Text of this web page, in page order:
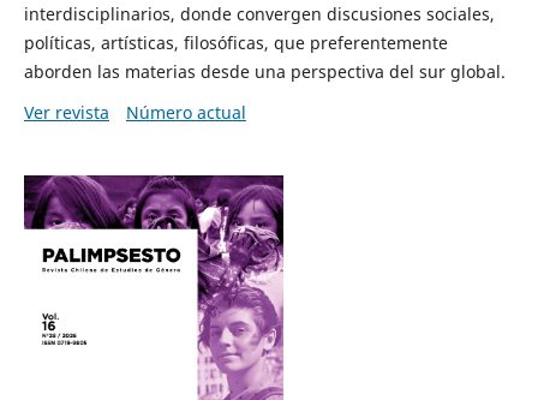
interdisciplinarios, donde convergen discusiones sociales,
políticas, artísticas, filosóficas, que preferentemente
aborden las materias desde una perspectiva del sur global.
Ver revista
Número actual